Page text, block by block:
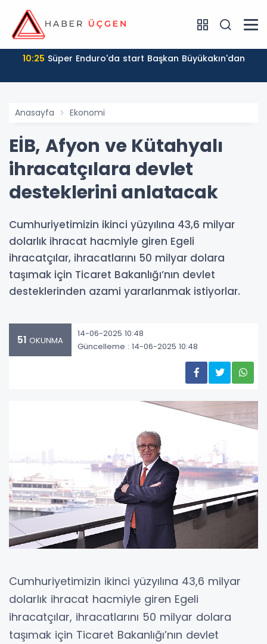
10:25 Süper Enduro'da start Başkan Büyükakın'dan
Anasayfa Ekonomi
EİB, Afyon ve Kütahyalı
ihracatçılara devlet
desteklerini anlatacak
Cumhuriyetimizin ikinci yüzyılına 43,6 milyar
dolarlık ihracat hacmiyle giren Egeli
ihracatçılar, ihracatlarını 50 milyar dolara
taşımak için Ticaret Bakanlığı’nın devlet
desteklerinden azami yararlanmak istiyorlar.
51 OKUNMA
14-06-2025 10:48
Güncelleme : 14-06-2025 10:48
Cumhuriyetimizin ikinci yüzyılına 43,6 milyar
dolarlık ihracat hacmiyle giren Egeli
ihracatçılar, ihracatlarını 50 milyar dolara
taşımak için Ticaret Bakanlığı’nın devlet